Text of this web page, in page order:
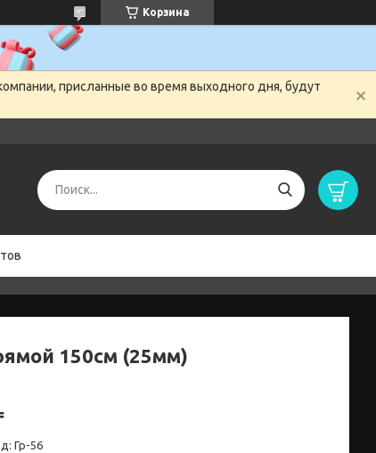
Корзина
присланные во время выходного дня, будут
150см (25мм)
Гр-56